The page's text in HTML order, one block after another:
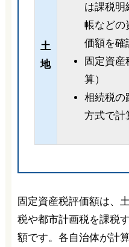
土
地
は課税明
帳などの
価額を確
固定資産
算）
相続税の
方式で計
固定資産税評価額は、
税や都市計画税を課税
額です。各自治体が計